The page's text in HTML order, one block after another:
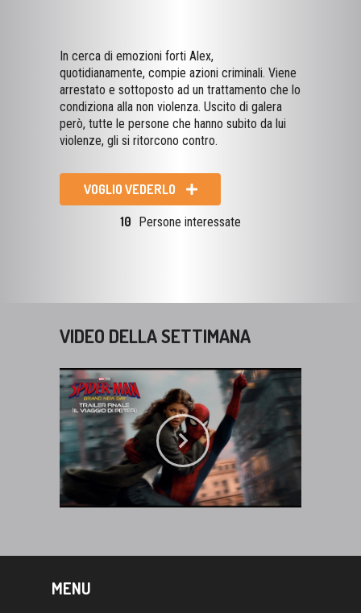
In cerca di emozioni forti Alex,
quotidianamente, compie azioni criminali. Viene
arrestato e sottoposto ad un trattamento che lo
condiziona alla non violenza. Uscito di galera
però, tutte le persone che hanno subito da lui
violenze, gli si ritorcono contro.
VOGLIO VEDERLO
10 Persone interessate
VIDEO DELLA SETTIMANA
MENU